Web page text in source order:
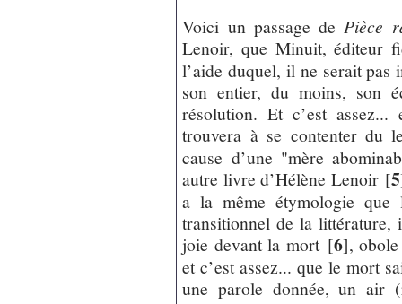
Voici un passage dePièce
Lenoir, que Minuit, éditeur
l’aide duquel, il ne serait
son entier, du moins, son
résolution. Et c’est
trouvera à se contenter du
cause d’une "mère
autre livre d’Hélène Lenoir[5
a la même étymologie que
transitionnel de la
joie devant la mort[6],
et c’est assez... que le mort
une parole donnée, un air